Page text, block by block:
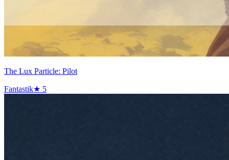
The Lux Particle: Pilot
Fantastik★ 5